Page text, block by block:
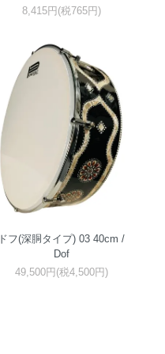
8,415円(税765円)
ドフ(深胴タイプ) 03 40cm /
Dof
49,500円(税4,500円)